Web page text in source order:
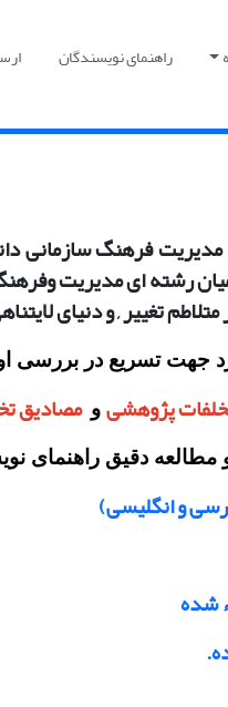
راهنمای نویسندگان
فرهنگ سازمانی
رشته ای مدیریت
تغییر,و دنیای
جهت تسریع در بررسی
پژوهشی و مصادیق
باید 4 فایل زیر را مطابق دستورالعمل
و انگلیسی)
شده